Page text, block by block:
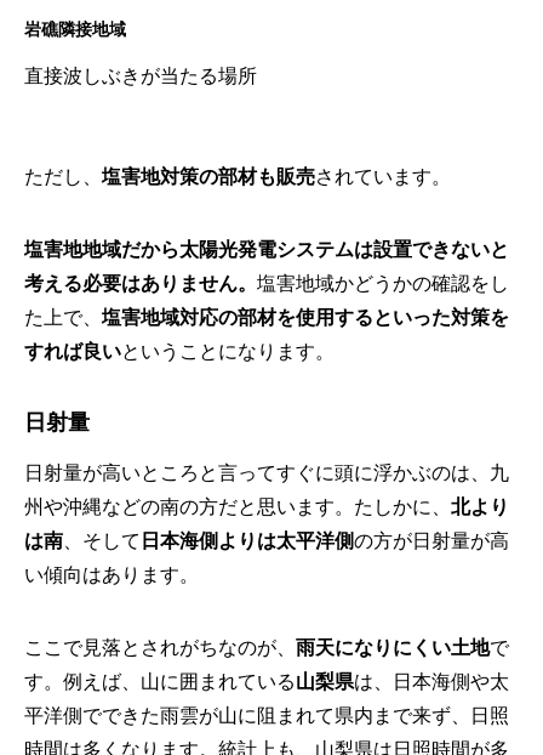
岩礁隣接地域
直接波しぶきが当たる場所
ただし、 塩害地対策の部材も販売されています。
塩害地地域だから太陽光発電システムは設置できないと
考える必要はありません。 塩害地域かどうかの確認をし
た上で、 塩害地域対応の部材を使用するといった対策を
すれば良いということになります。
日射量
日射量が高いところと言ってすぐに頭に浮かぶのは、九
州や沖縄などの南の方だと思います。たしかに、 北より
は南 、そして 日本海側よりは太平洋側の方が日射量が高
い傾向はあります。
ここで見落とされがちなのが、 雨天になりにくい土地で
す。例えば、山に囲まれている山梨県は、日本海側や太
平洋側でできた雨雲が山に阻まれて県内まで来ず、日照
時間は多くなります。統計上も、山梨県は日照時間が多